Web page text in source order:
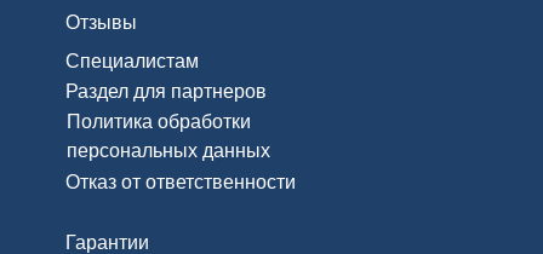
Отзывы
Специалистам
Отказ от ответственности
Гарантии
Раздел для партнеров
Политика обработки
персональных данных